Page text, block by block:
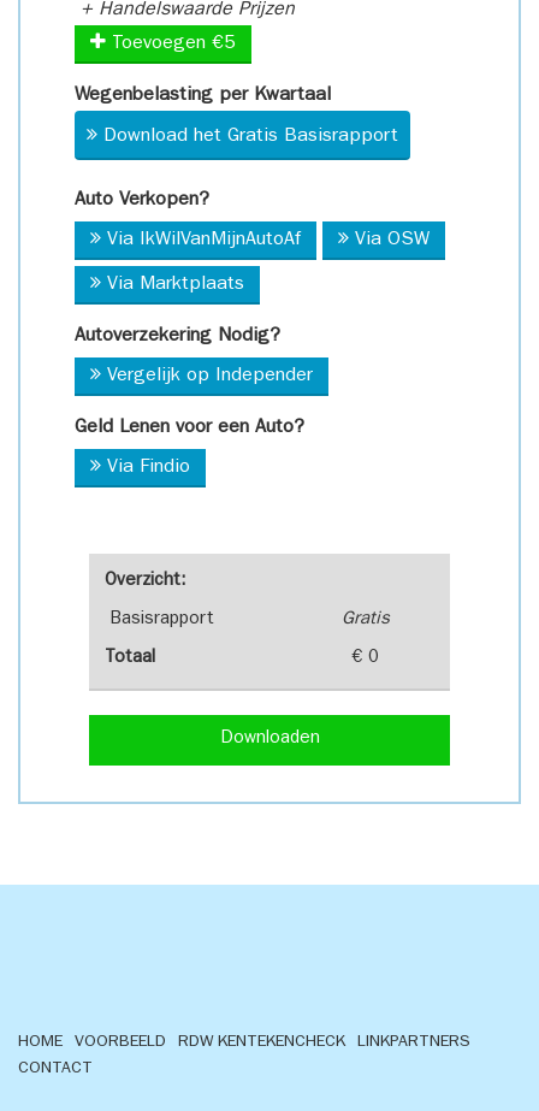
Overzicht:
Basisrapport Gratis
Totaal € 0
Downloaden
+ Handelswaarde Prijzen
Toevoegen €5
Wegenbelasting per Kwartaal
Download het Gratis Basisrapport
Auto Verkopen?
Via IkWilVanMijnAutoAf Via OSW
Via Marktplaats
Autoverzekering Nodig?
Vergelijk op Independer
Geld Lenen voor een Auto?
Via Findio
HOME VOORBEELD RDW KENTEKENCHECK
LINKPARTNERS
CONTACT